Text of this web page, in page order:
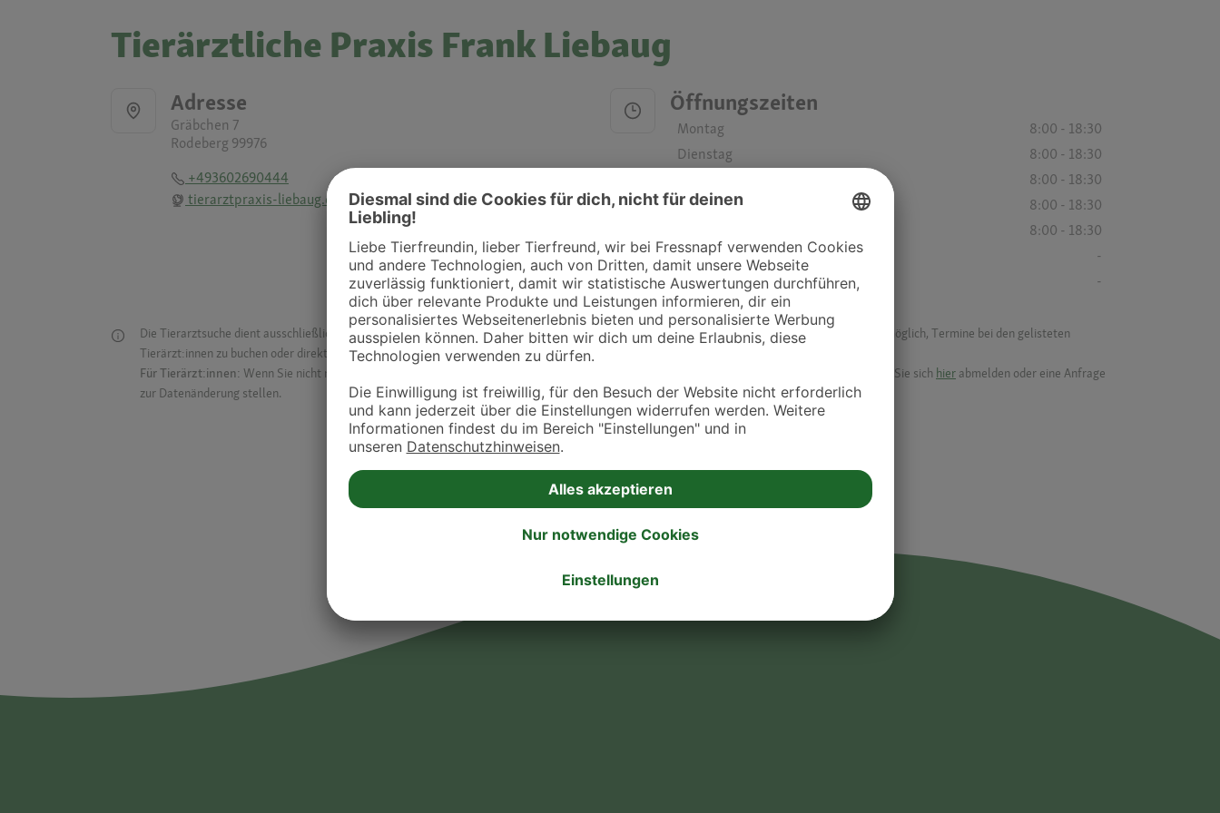
Tierärztliche Praxis Frank Liebaug
Adresse
Gräbchen 7
Rodeberg 99976
+493602690444
tierarztpraxis-liebaug.de
Öffnungszeiten
Montag
8:00 - 18:30
Dienstag
8:00 - 18:30
8:00 - 18:30
Donnerstag
8:00 - 18:30
8:00 - 18:30
Samstag
-
Sonntag
-
Die Tierarztsuche dient ausschließlich dazu, Tierarztpraxen und Kliniken in deiner Nähe übersichtlich anzuzeigen. Über Dr. Fressnapf ist es nicht möglich, Termine bei den gelisteten
Tierärzt:innen zu buchen oder direkt mit ihnen in Kontakt zu treten. Bitte wende dich hierfür direkt an die jeweilige Praxis oder Klinik.
Für Tierärzt:innen: Wenn Sie nicht mehr auf der Dr. Fressnapf Tierarztsuche als Praxis gelistet werden oder Ihre Daten ändern möchten, können Sie sich hier abmelden oder eine Anfrage
zur Datenänderung stellen.